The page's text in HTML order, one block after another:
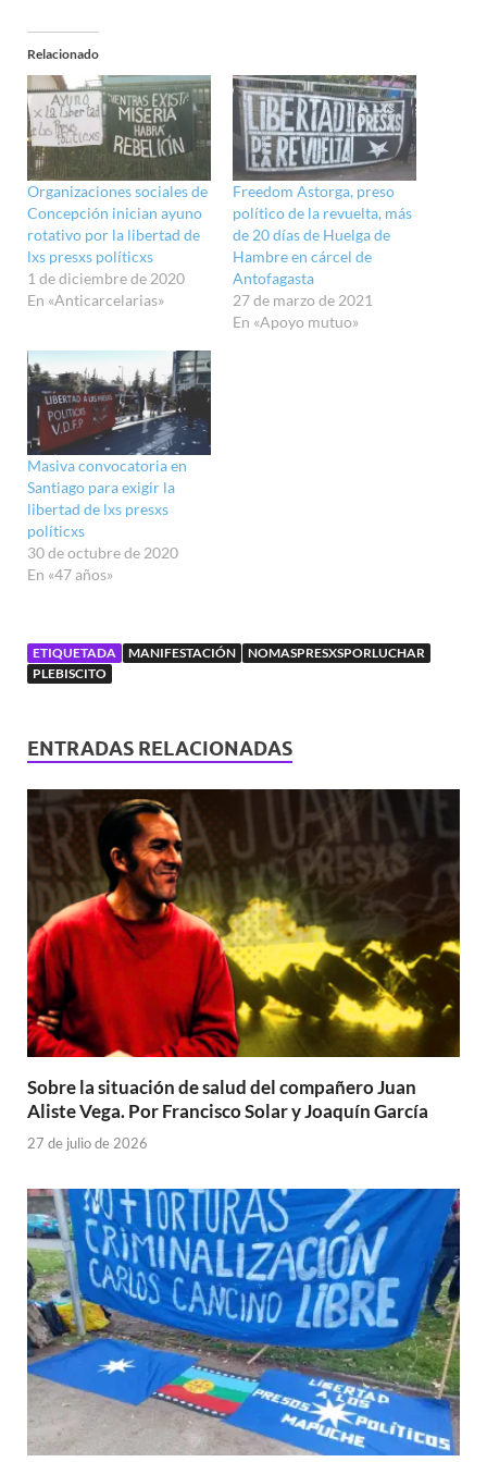
Relacionado
Organizaciones sociales de
Concepción inician ayuno
rotativo por la libertad de
lxs presxs políticxs
1 de diciembre de 2020
En «Anticarcelarias»
Freedom Astorga, preso
político de la revuelta, más
de 20 días de Huelga de
Hambre en cárcel de
Antofagasta
27 de marzo de 2021
En «Apoyo mutuo»
Masiva convocatoria en
Santiago para exigir la
libertad de lxs presxs
políticxs
30 de octubre de 2020
En «47 años»
ETIQUETADA MANIFESTACIÓN
NOMASPRESXSPORLUCHAR
PLEBISCITO
ENTRADAS RELACIONADAS
Sobre la situación de salud del compañero Juan
Aliste Vega. Por Francisco Solar y Joaquín García
27 de julio de 2026